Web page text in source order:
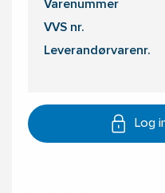
Varenummer
VVS nr.
Leverandørvarenr.
Log